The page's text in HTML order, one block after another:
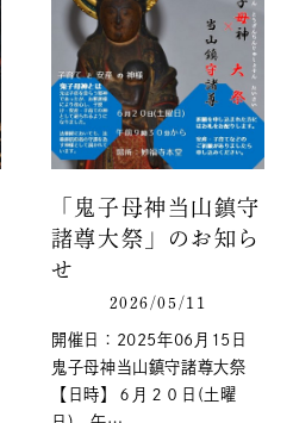
「鬼子母神当山鎮守
諸尊大祭」のお知ら
せ
2026/05/11
開催日：2025年06月15日
鬼子母神当山鎮守諸尊大祭
【日時】６月２０日(土曜